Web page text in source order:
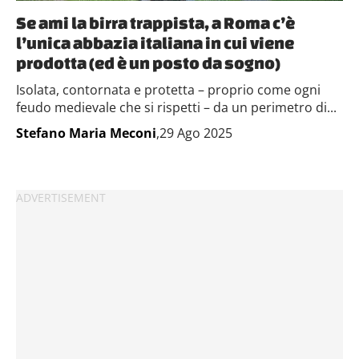
Se ami la birra trappista, a Roma c’è
l’unica abbazia italiana in cui viene
prodotta (ed è un posto da sogno)
Isolata, contornata e protetta – proprio come ogni
feudo medievale che si rispetti – da un perimetro di...
Stefano Maria Meconi,29 Ago 2025